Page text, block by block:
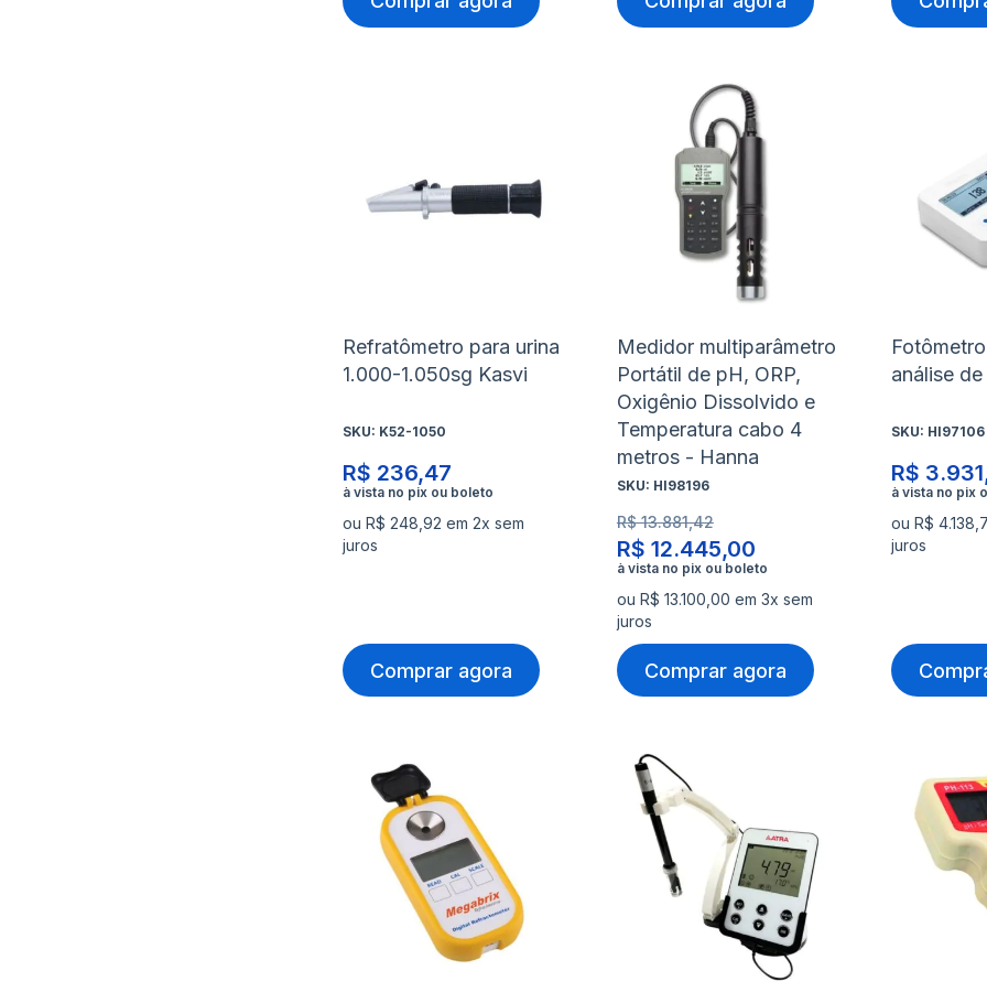
Refratômetro para urina
1.000-1.050sg Kasvi
SKU: K52-1050
R$ 236,47
ou R$ 248,92 em 2x sem
juros
Comprar agora
Adicionar
Adicionar
para
Comparar
Medidor multiparâmetro
Portátil de pH, ORP,
Oxigênio Dissolvido e
Temperatura cabo 4
metros - Hanna
SKU: HI98196
R$ 12.445,00
R$ 13.881,42
ou R$ 13.100,00 em 3x sem
juros
Comprar agora
lista
de
para
análise
SKU: HI97106
R$
ou R$
juros
Adicionar
lista
Adicionar
para
Comparar
lista
para